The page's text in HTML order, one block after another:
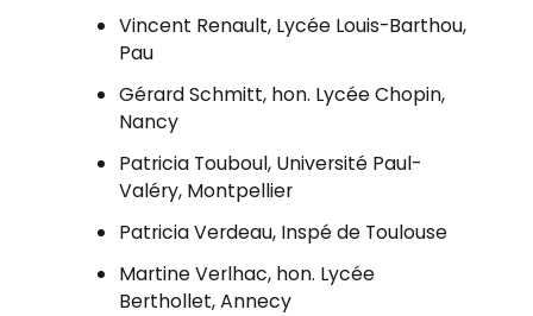
Vincent Renault, Lycée Louis-Barthou,
Pau
Gérard Schmitt, hon. Lycée Chopin,
Nancy
Patricia Touboul, Université Paul-
Valéry, Montpellier
Patricia Verdeau, Inspé de Toulouse
Martine Verlhac, hon. Lycée
Berthollet, Annecy